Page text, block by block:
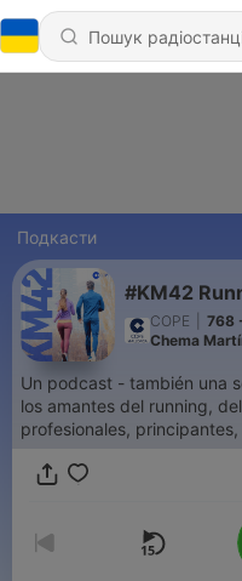
Подкасти
#KM42
COPE
768
Chema
Un podcast - también una
los amantes del running,
profesionales,